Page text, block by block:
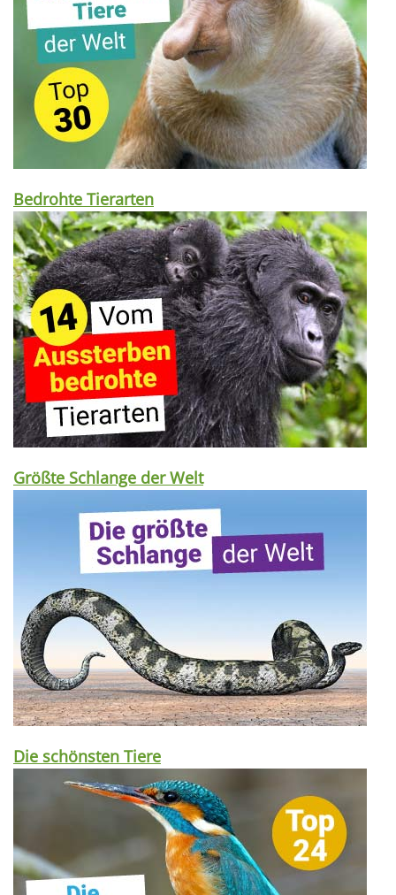
Bedrohte Tierarten
Größte Schlange der Welt
Die schönsten Tiere